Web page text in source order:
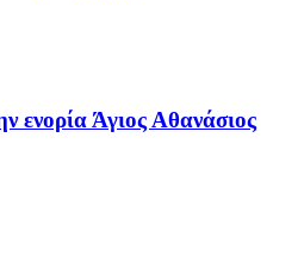
ενορία Άγιος Αθανάσιος